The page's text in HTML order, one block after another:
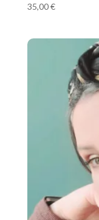
35,00€